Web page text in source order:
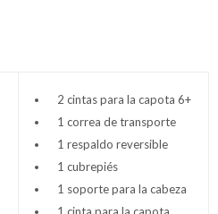
2 cintas para la capota 6+
1 correa de transporte
1 respaldo reversible
1 cubrepiés
1 soporte para la cabeza
1 cinta para la capota